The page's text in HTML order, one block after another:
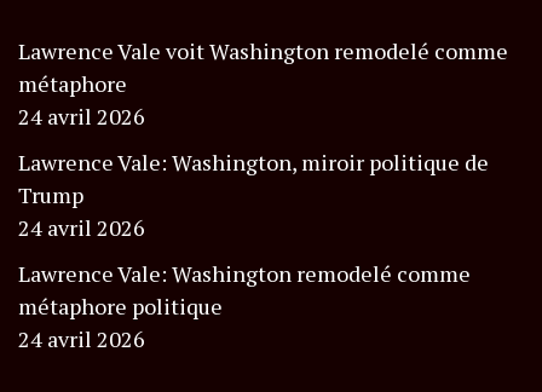
Lawrence Vale voit Washington remodelé comme
métaphore
24 avril 2026
Lawrence Vale: Washington, miroir politique de
Trump
24 avril 2026
Lawrence Vale: Washington remodelé comme
métaphore politique
24 avril 2026